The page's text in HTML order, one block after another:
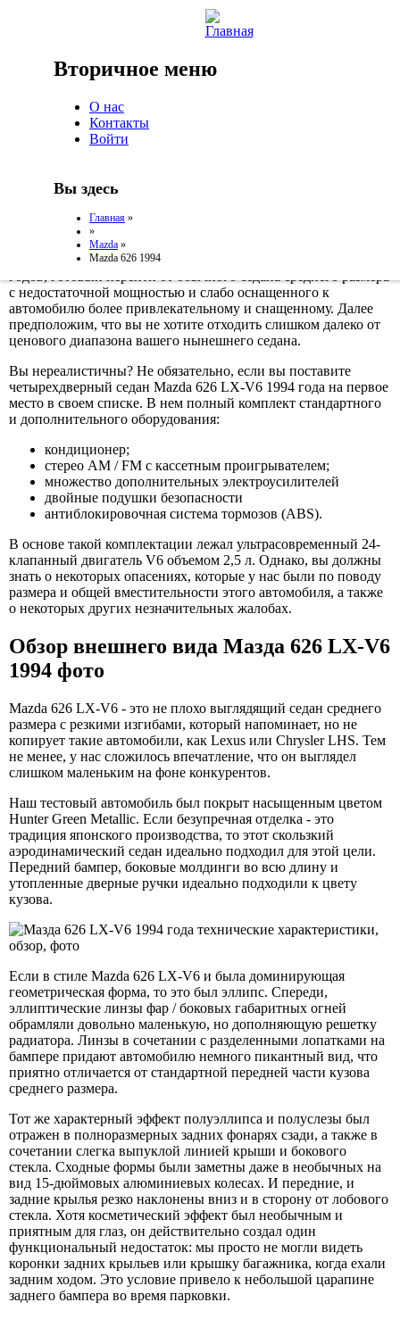
Вторичное меню
О нас
Контакты
Войти
Вы здесь
Главная »
»
Mazda »
Mazda 626 1994
Главная»
Mazda 626 1994
Предположим, вы – владелец подержанного седана 90-х
с недостаточной мощностью и слабо оснащенного к
автомобилю более привлекательному и снащенному. Далее
предположим, что вы не хотите отходить слишком далеко от
ценового диапазона вашего нынешнего седана.
Вы нереалистичны? Не обязательно, если вы поставите
четырехдверный седан Mazda 626 LX-V6 1994 года на первое
место в своем списке. В нем полный комплект стандартного
и дополнительного оборудования:
кондиционер;
стерео AM / FM с кассетным проигрывателем;
множество дополнительных электроусилителей
двойные подушки безопасности
антиблокировочная система тормозов (ABS).
В основе такой комплектации лежал ультрасовременный 24-
клапанный двигатель V6 объемом 2,5 л. Однако, вы должны
знать о некоторых опасениях, которые у нас были по поводу
размера и общей вместительности этого автомобиля, а также
о некоторых других незначительных жалобах.
Обзор внешнего вида Мазда 626 LX-V6
1994 фото
Mazda 626 LX-V6 - это не плохо выглядящий седан среднего
размера с резкими изгибами, который напоминает, но не
копирует такие автомобили, как Lexus или Chrysler LHS. Тем
не менее, у нас сложилось впечатление, что он выглядел
слишком маленьким на фоне конкурентов.
Наш тестовый автомобиль был покрыт насыщенным цветом
Hunter Green Metallic. Если безупречная отделка - это
традиция японского производства, то этот скользкий
аэродинамический седан идеально подходил для этой цели.
Передний бампер, боковые молдинги во всю длину и
утопленные дверные ручки идеально подходили к цвету
кузова.
Если в стиле Mazda 626 LX-V6 и была доминирующая
геометрическая форма, то это был эллипс. Спереди,
эллиптические линзы фар / боковых габаритных огней
обрамляли довольно маленькую, но дополняющую решетку
радиатора. Линзы в сочетании с разделенными лопатками на
бампере придают автомобилю немного пикантный вид, что
приятно отличается от стандартной передней части кузова
среднего размера.
Тот же характерный эффект полуэллипса и полуслезы был
отражен в полноразмерных задних фонарях сзади, а также в
сочетании слегка выпуклой линией крыши и бокового
стекла. Сходные формы были заметны даже в необычных на
вид 15-дюймовых алюминиевых колесах. И передние, и
задние крылья резко наклонены вниз и в сторону от лобового
стекла. Хотя косметический эффект был необычным и
приятным для глаз, он действительно создал один
функциональный недостаток: мы просто не могли видеть
коронки задних крыльев или крышку багажника, когда ехали
задним ходом. Это условие привело к небольшой царапине
заднего бампера во время парковки.